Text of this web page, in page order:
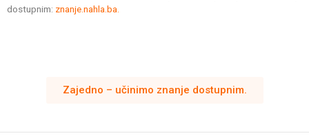
dostupnim: znanje.nahla.ba.
Zajedno – učinimo znanje dostupnim.